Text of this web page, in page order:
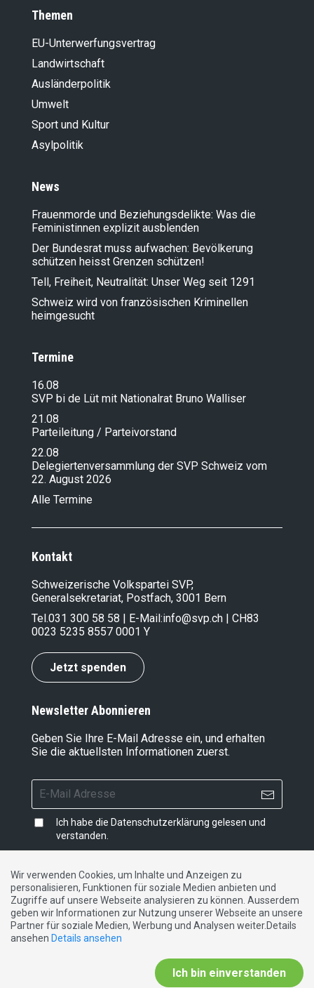
Themen
EU-Unterwerfungsvertrag
Landwirt­schaft
Ausländer­politik
Umwelt
Sport und Kultur
Asylpolitik
News
Frauenmorde und Beziehungsdelikte: Was die
Feministinnen explizit ausblenden
Der Bundesrat muss aufwachen: Bevölkerung
schützen heisst Grenzen schützen!
Tell, Freiheit, Neutralität: Unser Weg seit 1291
Schweiz wird von französischen Kriminellen
heimgesucht
Termine
16.08
SVP bi de Lüt mit Nationalrat Bruno Walliser
21.08
Parteileitung / Parteivorstand
22.08
Delegiertenversammlung der SVP Schweiz vom
22. August 2026
Alle Termine
Kontakt
Schweizerische Volkspartei SVP,
Generalsekretariat, Postfach, 3001 Bern
Tel.031 300 58 58 | E-Mail:info@svp.ch | CH83
0023 5235 8557 0001 Y
Jetzt spenden
Newsletter Abonnieren
Geben Sie Ihre E-Mail Adresse ein, und erhalten
Sie die aktuellsten Informationen zuerst.
Ich habe die Datenschutzerklärung gelesen und
verstanden.
Impressum |Datenschutzerklärung|Kontakt
DE FR IT
Wir verwenden Cookies, um Inhalte und Anzeigen zu
personalisieren, Funktionen für soziale Medien anbieten und
Zugriffe auf unsere Webseite analysieren zu können. Ausserdem
geben wir Informationen zur Nutzung unserer Webseite an unsere
Partner für soziale Medien, Werbung und Analysen weiter.Details
ansehen Details ansehen
Ich bin einverstanden